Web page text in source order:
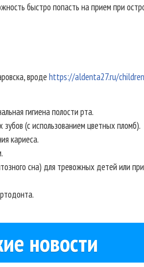
быстро попасть на прием при
вроде https://aldenta27.ru/
гигиена полости рта.
(с использованием цветных пломб).
кариеса.
сна) для тревожных детей или
новости